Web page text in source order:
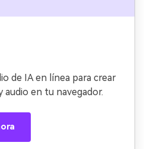
de IA en línea para crear
audio en tu navegador.